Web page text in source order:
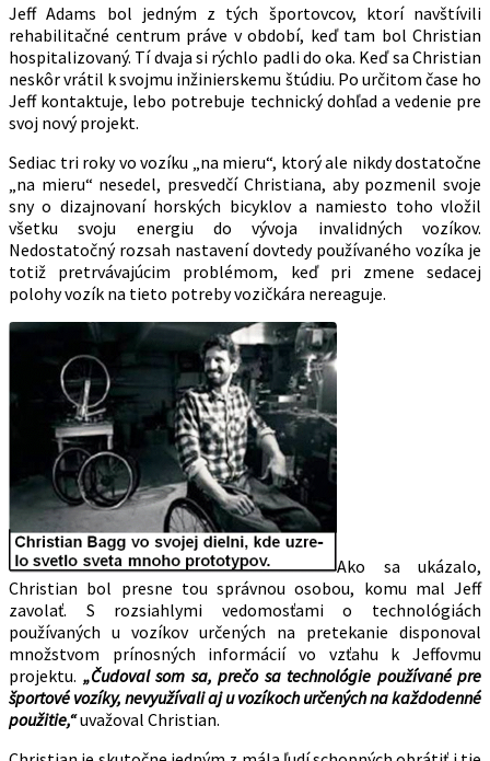
Jeff Adams bol jedným z tých športovcov, ktorí navštívili
rehabilitačné centrum práve v období, keď tam bol Christian
hospitalizovaný. Tí dvaja si rýchlo padli do oka. Keď sa Christian
neskôr vrátil k svojmu inžinierskemu štúdiu. Po určitom čase ho
Jeff kontaktuje, lebo potrebuje technický dohľad a vedenie pre
svoj nový projekt.
Sediac tri roky vo vozíku „na mieru“, ktorý ale nikdy dostatočne
„na mieru“ nesedel, presvedčí Christiana, aby pozmenil svoje
sny o dizajnovaní horských bicyklov a namiesto toho vložil
všetku svoju energiu do vývoja invalidných vozíkov.
Nedostatočný rozsah nastavení dovtedy používaného vozíka je
totiž pretrvávajúcim problémom, keď pri zmene sedacej
polohy vozík na tieto potreby vozičkára nereaguje.
Ako sa ukázalo,
Christian bol presne tou správnou osobou, komu mal Jeff
zavolať. S rozsiahlymi vedomosťami o technológiách
používaných u vozíkov určených na pretekanie disponoval
množstvom prínosných informácií vo vzťahu k Jeffovmu
projektu. „Čudoval som sa, prečo sa technológie používané pre
športové vozíky, nevyužívali aj u vozíkoch určených na každodenné
použitie,“uvažoval Christian.